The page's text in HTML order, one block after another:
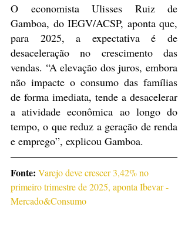
O economista Ulisses Ruiz de
Gamboa, do IEGV/ACSP, aponta que,
para 2025, a expectativa é de
desaceleração no crescimento das
vendas. “A elevação dos juros, embora
não impacte o consumo das famílias
de forma imediata, tende a desacelerar
a atividade econômica ao longo do
tempo, o que reduz a geração de renda
e emprego”, explicou Gamboa.
Fonte: Varejo deve crescer 3,42% no
primeiro trimestre de 2025, aponta Ibevar -
Mercado&Consumo